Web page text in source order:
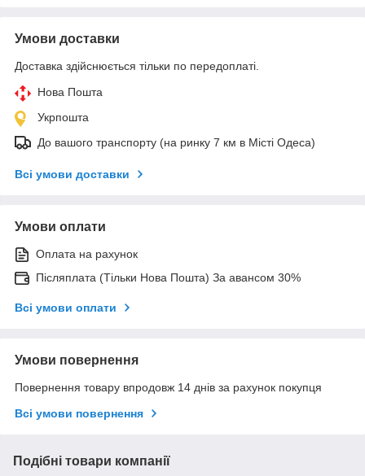
Умови доставки
Доставка здійснюється тільки по передоплаті.
Нова Пошта
Укрпошта
До вашого транспорту (на ринку 7 км в Місті Одеса)
Всі умови доставки
Умови оплати
Оплата на рахунок
Післяплата (Тільки Нова Пошта) За авансом 30%
Всі умови оплати
Умови повернення
Повернення товару впродовж 14 днів за рахунок покупця
Всі умови повернення
Подібні товари компанії